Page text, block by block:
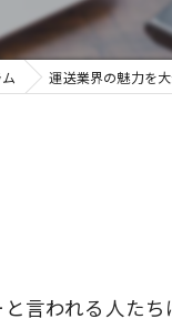
運送業界の魅力を
言われる人た